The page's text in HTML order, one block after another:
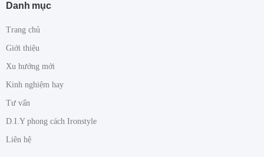
Danh mục
Trang chủ
Giới thiệu
Xu hướng mới
Kinh nghiệm hay
Tư vấn
D.I.Y phong cách Ironstyle
Liên hệ